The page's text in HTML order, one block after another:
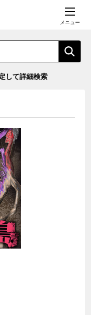
メニュー
して詳細検索